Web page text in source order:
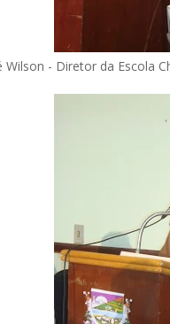
Wilson - Diretor da Escola